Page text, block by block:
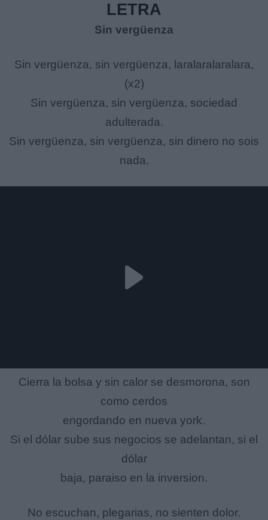
LETRA
Sin vergüenza
Sin vergüenza, sin vergüenza, laralaralaralara,
(x2)
Sin vergüenza, sin vergüenza, sociedad
adulterada.
Sin vergüenza, sin vergüenza, sin dinero no sois
nada.
Cierra la bolsa y sin calor se desmorona, son
como cerdos
engordando en nueva york.
Si el dólar sube sus negocios se adelantan, si el
dólar
baja, paraiso en la inversion.
No escuchan, plegarias, no sienten dolor.